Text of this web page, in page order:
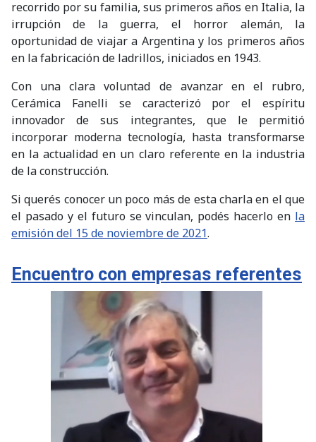
recorrido por su familia, sus primeros años en Italia, la
irrupción de la guerra, el horror alemán, la
oportunidad de viajar a Argentina y los primeros años
en la fabricación de ladrillos, iniciados en 1943.
Con una clara voluntad de avanzar en el rubro,
Cerámica Fanelli se caracterizó por el espíritu
innovador de sus integrantes, que le permitió
incorporar moderna tecnología, hasta transformarse
en la actualidad en un claro referente en la industria
de la construcción.
Si querés conocer un poco más de esta charla en el que
el pasado y el futuro se vinculan, podés hacerlo en la
emisión del 15 de noviembre de 2021.
Encuentro con empresas referentes